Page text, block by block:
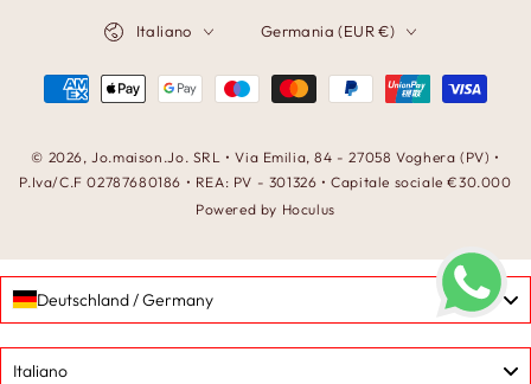
© 2026,Jo.maison.Jo. SRL • Via Emilia, 84 - 27058 Voghera (PV) •
P.Iva/C.F 02787680186 • REA: PV - 301326 • Capitale sociale €30.000
Powered by Hoculus
Italiano
geografica
Germania (EUR €)
Modalità
pagamento
Deutschland / Germany
Italiano